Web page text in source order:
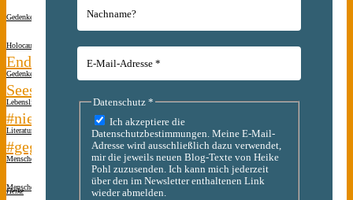
Gedenken
Holocaust-
Gedenken
Lebenslinien
Literatur
Menschen(s)kinder
Menschen(s)kinder
Endstation
Seeshaupt
#niewieder
#gegendasvergessen
Heike
Datenschutz *
Ich akzeptiere die
Datenschutzbestimmungen. Meine E-Mail-
Adresse wird ausschließlich dazu verwendet,
mir die jeweils neuen Blog-Texte von Heike
Pohl zuzusenden. Ich kann mich jederzeit
über den im Newsletter enthaltenen Link
wieder abmelden.